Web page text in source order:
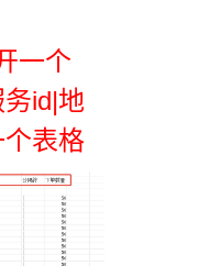
一个
id|地
表格